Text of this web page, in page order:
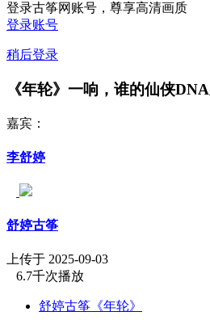
登录古筝网账号，尊享高清画质
登录账号
稍后登录
《年轮》一响，谁的仙侠
嘉宾：
李舒婷
舒婷古筝
上传于 2025-09-03
6.7千次播放
舒婷古筝《年轮》